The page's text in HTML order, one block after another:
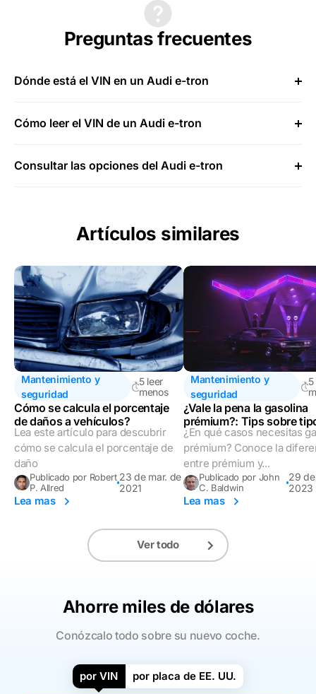
Preguntas frecuentes
Dónde está el VIN en un Audi e-tron
Cómo leer el VIN de un Audi e-tron
Consultar las opciones del Audi e-tron
Artículos similares
Mantenimiento y
seguridad
5 leer
menos
Cómo se calcula el porcentaje
de daños a vehículos?
Lea este artículo para descubrir
cómo se calcula el porcentaje de
daño
Publicado por Robert
P. Allred
23 de mar. de
2021
Lea mas
Mantenimiento y
seguridad
5
¿Vale la pena la gasolina
prémium?: Tips sobre
gasolina
¿En qué casos necesitas
prémium? Conoce la
entre prémium y...
Publicado por John
C. Baldwin
29
2023
Lea mas
Ver todo
Ahorre miles de dólares
Conózcalo todo sobre su nuevo coche.
por VIN por placa de EE. UU.